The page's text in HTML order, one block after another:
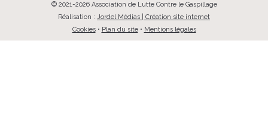
© 2021-2026 Association de Lutte Contre le Gaspillage
Réalisation : Jordel Médias | Création site internet
Cookies• Plan du site• Mentions légales